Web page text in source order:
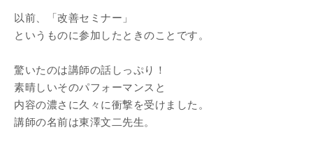
以前、「改善セミナー」
というものに参加したときのことです。
驚いたのは講師の話しっぷり！
素晴しいそのパフォーマンスと
内容の濃さに久々に衝撃を受けました。
講師の名前は東澤文二先生。